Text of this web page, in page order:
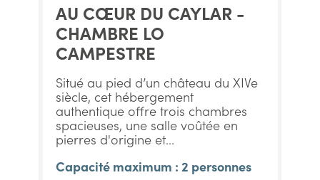
AU CŒUR DU CAYLAR -
CHAMBRE LO
CAMPESTRE
Situé au pied d’un château du XIVe
siècle, cet hébergement
authentique offre trois chambres
spacieuses, une salle voûtée en
pierres d'origine et...
Capacité maximum : 2 personnes